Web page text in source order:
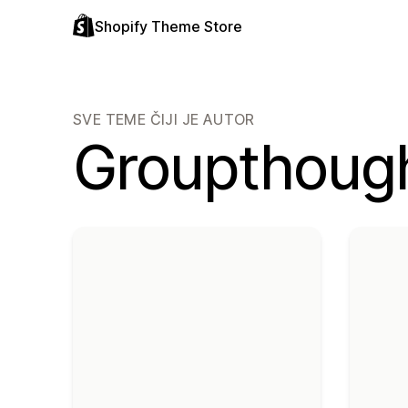
Shopify Theme Store
SVE TEME ČIJI JE AUTOR